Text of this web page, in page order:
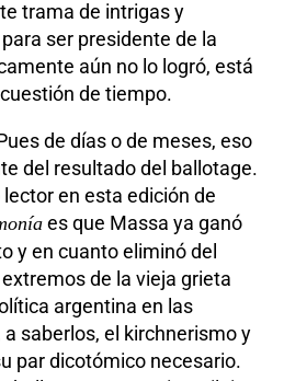
trama de intrigas y
ser presidente de la
aún no lo logró, está
de tiempo.
de días o de meses, eso
del resultado del ballotage.
en esta edición de
es que Massa ya ganó
y en cuanto eliminó del
de la vieja grieta
argentina en las
saberlos, el kirchnerismo y
par dicotómico necesario.